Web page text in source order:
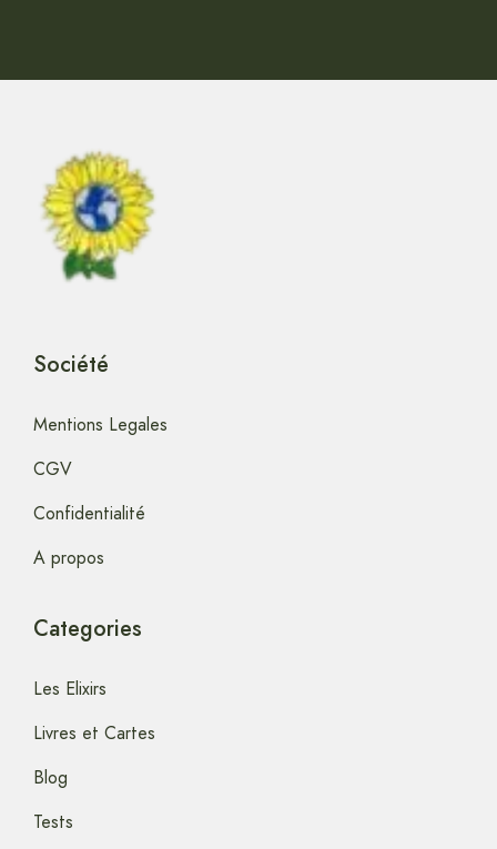
Société
Mentions Legales
CGV
Confidentialité
A propos
Categories
Les Elixirs
Livres et Cartes
Blog
Tests